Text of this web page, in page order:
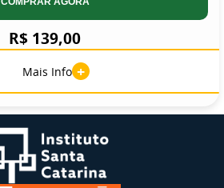
R$ 139,00
Mais Info +